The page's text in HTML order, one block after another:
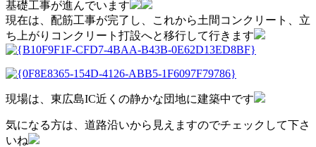
基礎工事が進んでいます
現在は、配筋工事が完了し、これから土間コンクリート、立
ち上がりコンクリート打設へと移行して行きます
現場は、東広島IC近くの静かな団地に建築中です
気になる方は、道路沿いから見えますのでチェックして下さ
いね